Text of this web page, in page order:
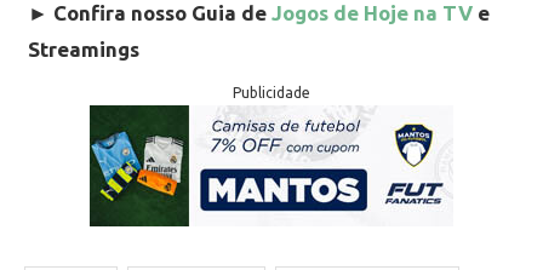
► Confira nosso Guia de Jogos de Hoje na TV e
Streamings
Publicidade